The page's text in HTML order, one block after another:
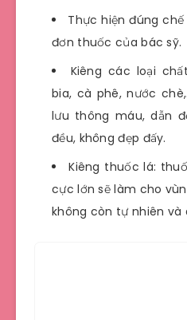
Thực hiện đúng
đơn thuốc của bác sỹ.
Kiêng các loại
bia, cà phê, nước
lưu thông máu, dẫn
đều, không đẹp đấy.
Kiêng thuốc lá:
cực lớn sẽ làm cho
không còn tự nhiên và